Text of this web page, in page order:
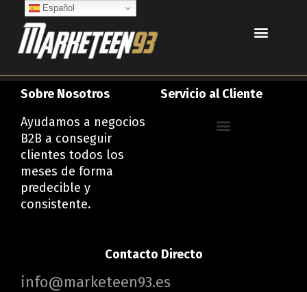
contenido
Sobre Nosotros
Ayudamos a negocios
B2B a conseguir
clientes todos los
meses de forma
predecible y
consistente.
Servicio al Cliente
Contacto Directo
info@marketeen93.es
Español